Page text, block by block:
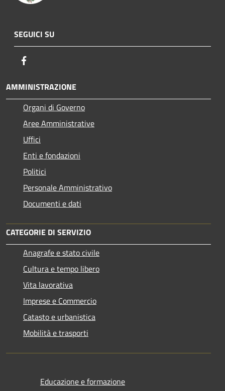
SEGUICI SU
AMMINISTRAZIONE
Organi di Governo
Aree Amministrative
Uffici
Enti e fondazioni
Politici
Personale Amministrativo
Documenti e dati
CATEGORIE DI SERVIZIO
Anagrafe e stato civile
Cultura e tempo libero
Vita lavorativa
Imprese e Commercio
Catasto e urbanistica
Mobilità e trasporti
Educazione e formazione